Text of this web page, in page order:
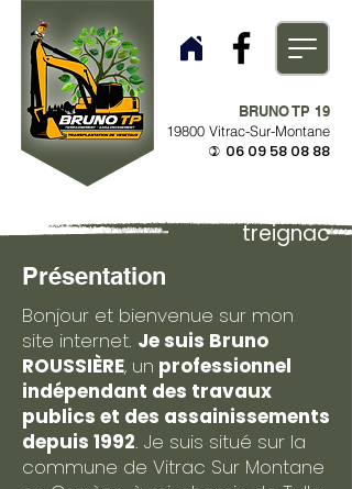
BRUNO TP 19
19800 Vitrac-Sur-Montane
) 06 09 58 08 88
treignac
Présentation
Bonjour et bienvenue sur mon
site internet. Je suis Bruno
ROUSSIÈRE, un professionnel
indépendant des travaux
publics et des assainissements
depuis 1992. Je suis situé sur la
commune de Vitrac Sur Montane